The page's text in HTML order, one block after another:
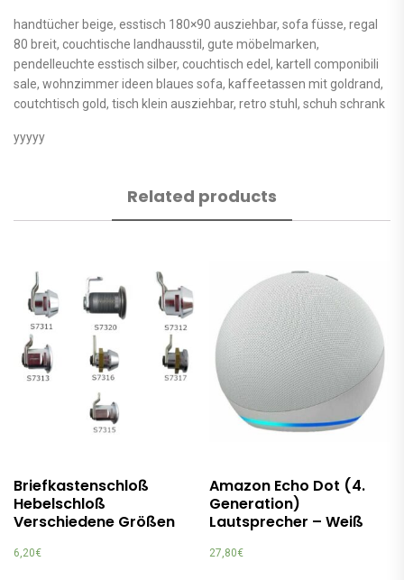
handtücher beige, esstisch 180×90 ausziehbar, sofa füsse, regal
80 breit, couchtische landhausstil, gute möbelmarken,
pendelleuchte esstisch silber, couchtisch edel, kartell componibili
sale, wohnzimmer ideen blaues sofa, kaffeetassen mit goldrand,
coutchtisch gold, tisch klein ausziehbar, retro stuhl, schuh schrank
yyyyy
Related products
Briefkastenschloß
Hebelschloß
Verschiedene Größen
6,20€
Amazon Echo Dot (4.
Generation)
Lautsprecher – Weiß
27,80€